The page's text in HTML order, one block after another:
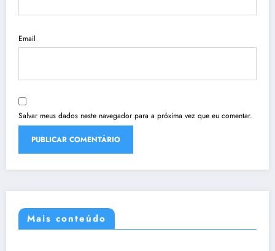
Email
Salvar meus dados neste navegador para a próxima vez que eu comentar.
Mais conteúdo